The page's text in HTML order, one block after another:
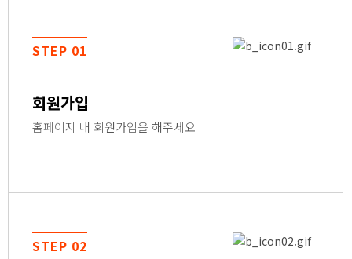
STEP 01
회원가입
홈페이지 내 회원가입을 해주세요
STEP 02